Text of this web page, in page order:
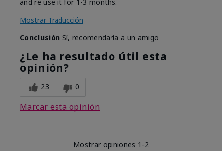
and re use it for 1-3 months.
Mostrar Traducción
Conclusión Sí, recomendaría a un amigo
¿Le ha resultado útil esta
opinión?
23 0
Marcar esta opinión
Mostrar opiniones 1-2